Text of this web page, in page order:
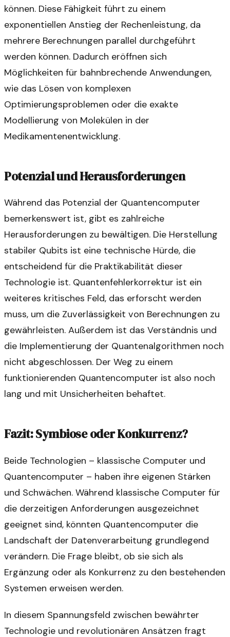
können. Diese Fähigkeit führt zu einem
exponentiellen Anstieg der Rechenleistung, da
mehrere Berechnungen parallel durchgeführt
werden können. Dadurch eröffnen sich
Möglichkeiten für bahnbrechende Anwendungen,
wie das Lösen von komplexen
Optimierungsproblemen oder die exakte
Modellierung von Molekülen in der
Medikamentenentwicklung.
Potenzial und Herausforderungen
Während das Potenzial der Quantencomputer
bemerkenswert ist, gibt es zahlreiche
Herausforderungen zu bewältigen. Die Herstellung
stabiler Qubits ist eine technische Hürde, die
entscheidend für die Praktikabilität dieser
Technologie ist. Quantenfehlerkorrektur ist ein
weiteres kritisches Feld, das erforscht werden
muss, um die Zuverlässigkeit von Berechnungen zu
gewährleisten. Außerdem ist das Verständnis und
die Implementierung der Quantenalgorithmen noch
nicht abgeschlossen. Der Weg zu einem
funktionierenden Quantencomputer ist also noch
lang und mit Unsicherheiten behaftet.
Fazit: Symbiose oder Konkurrenz?
Beide Technologien – klassische Computer und
Quantencomputer – haben ihre eigenen Stärken
und Schwächen. Während klassische Computer für
die derzeitigen Anforderungen ausgezeichnet
geeignet sind, könnten Quantencomputer die
Landschaft der Datenverarbeitung grundlegend
verändern. Die Frage bleibt, ob sie sich als
Ergänzung oder als Konkurrenz zu den bestehenden
Systemen erweisen werden.
In diesem Spannungsfeld zwischen bewährter
Technologie und revolutionären Ansätzen fragt